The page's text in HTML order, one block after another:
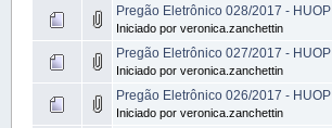
Pregão Eletrônico 028/2017 - HUOP
Iniciado por veronica.zanchettin
Pregão Eletrônico 027/2017 - HUOP
Iniciado por veronica.zanchettin
Pregão Eletrônico 026/2017 - HUOP
Iniciado por veronica.zanchettin